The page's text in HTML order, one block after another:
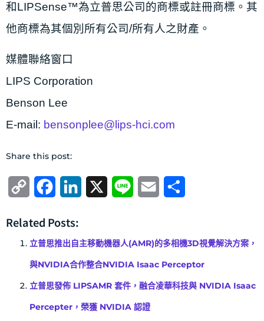
和LIPSense™為立普思公司的商標或註冊商標。其
他商標為其個別所有公司/所有人之財產。
媒體聯絡窗口
LIPS Corporation
Benson Lee
E-mail: bensonplee@lips-hci.com
Share this post:
Copy
FacebookLinkedIn Line Email
Related Posts:
立普思推出自主移動機器人(AMR)的多相機3D視覺解決方案，
與NVIDIA合作整合NVIDIA Isaac Perceptor
立普思發佈 LIPSAMR 套件，融合凌華科技與 NVIDIA Isaac
Percepter，榮獲 NVIDIA 認證